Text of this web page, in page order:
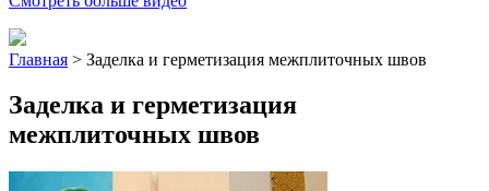
Главная > Заделка и герметизация межплиточных швов
Заделка и герметизация
межплиточных швов